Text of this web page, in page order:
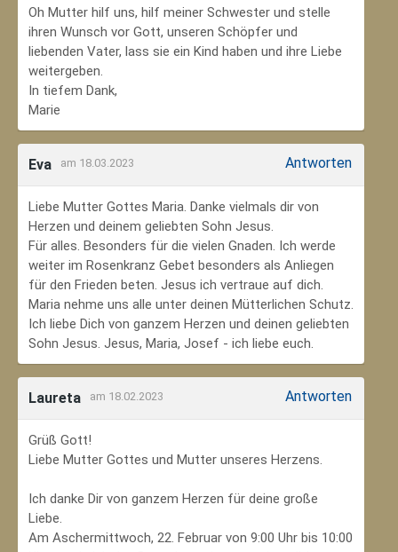
Oh Mutter hilf uns, hilf meiner Schwester und stelle
ihren Wunsch vor Gott, unseren Schöpfer und
liebenden Vater, lass sie ein Kind haben und ihre Liebe
weitergeben.
In tiefem Dank,
Marie
Eva am 18.03.2023 Antworten
Liebe Mutter Gottes Maria. Danke vielmals dir von
Herzen und deinem geliebten Sohn Jesus.
Für alles. Besonders für die vielen Gnaden. Ich werde
weiter im Rosenkranz Gebet besonders als Anliegen
für den Frieden beten. Jesus ich vertraue auf dich.
Maria nehme uns alle unter deinen Mütterlichen Schutz.
Ich liebe Dich von ganzem Herzen und deinen geliebten
Sohn Jesus. Jesus, Maria, Josef - ich liebe euch.
Laureta am 18.02.2023 Antworten
Grüß Gott!
Liebe Mutter Gottes und Mutter unseres Herzens.
Ich danke Dir von ganzem Herzen für deine große
Liebe.
Am Aschermittwoch, 22. Februar von 9:00 Uhr bis 10:00